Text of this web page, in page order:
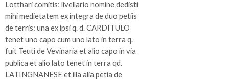
Lotthari comitis; livellario nomine dedisti
mihi medietatem ex integra de duo petiis
de terris: una ex ipsi q. d. CARDITULO
tenet uno capo cum uno lato in terra q.
fuit Teuti de Vevinaria et alio capo in via
publica et alio lato tenet in terra qd.
LATINGNANESE et illa alia petia de